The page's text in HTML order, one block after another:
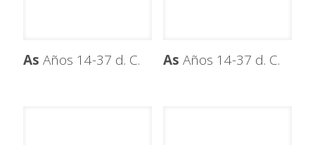
As Años 14-37 d. C. As Años 14-37 d. C.